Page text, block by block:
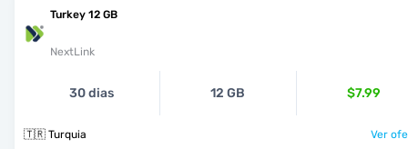
Turkey 12 GB
NextLink
30 dias 12 GB $7.99
🇹🇷 Turquia Ver